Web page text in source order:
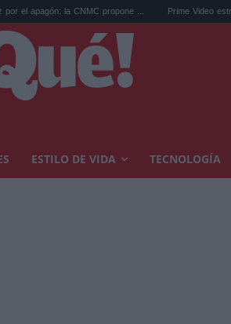
propone ... Prime Video estrena la película de
ESTILO DE VIDA TECNOLOGÍA